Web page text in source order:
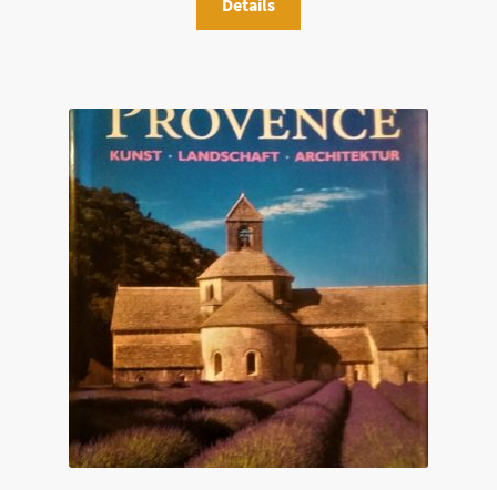
Details